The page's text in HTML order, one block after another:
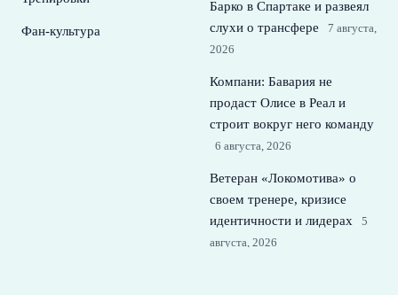
Фан-культура
Барко в Спартаке и развеял
слухи о трансфере
7 августа,
2026
Компани: Бавария не
продаст Олисе в Реал и
строит вокруг него команду
6 августа, 2026
Ветеран «Локомотива» о
своем тренере, кризисе
идентичности и лидерах
5
августа, 2026